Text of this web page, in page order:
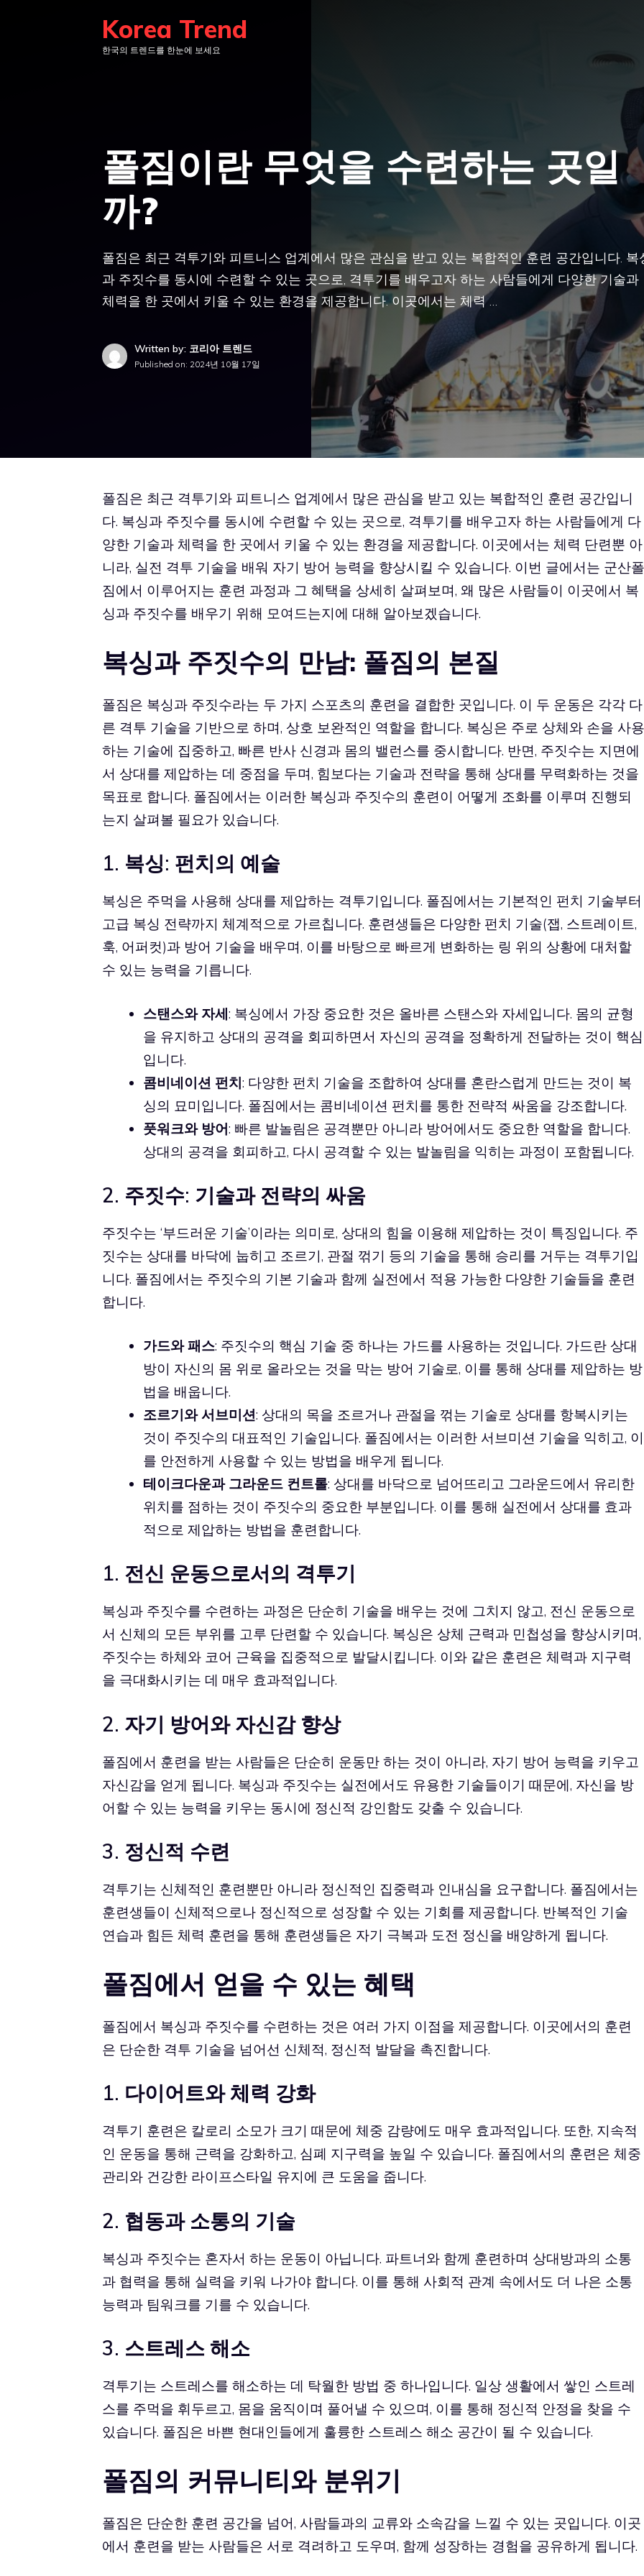
Korea Trend
한국의 트렌드를 한눈에 보세요
폴짐이란 무엇을 수련하는 곳일
까?
폴짐은 최근 격투기와 피트니스 업계에서 많은 관심을 받고 있는 복합적인 훈련 공간입니다. 복
과 주짓수를 동시에 수련할 수 있는 곳으로, 격투기를 배우고자 하는 사람들에게 다양한 기술과
체력을 한 곳에서 키울 수 있는 환경을 제공합니다. 이곳에서는 체력 …
Written by: 코리아 트렌드
Published on: 2024년 10월 17일
폴짐은 최근 격투기와 피트니스 업계에서 많은 관심을 받고 있는 복합적인 훈련 공간입니
다. 복싱과 주짓수를 동시에 수련할 수 있는 곳으로, 격투기를 배우고자 하는 사람들에게 다
양한 기술과 체력을 한 곳에서 키울 수 있는 환경을 제공합니다. 이곳에서는 체력 단련뿐 아
니라, 실전 격투 기술을 배워 자기 방어 능력을 향상시킬 수 있습니다. 이번 글에서는 군산폴
짐에서 이루어지는 훈련 과정과 그 혜택을 상세히 살펴보며, 왜 많은 사람들이 이곳에서 복
싱과 주짓수를 배우기 위해 모여드는지에 대해 알아보겠습니다.
복싱과 주짓수의 만남: 폴짐의 본질
폴짐은 복싱과 주짓수라는 두 가지 스포츠의 훈련을 결합한 곳입니다. 이 두 운동은 각각 다
른 격투 기술을 기반으로 하며, 상호 보완적인 역할을 합니다. 복싱은 주로 상체와 손을 사용
하는 기술에 집중하고, 빠른 반사 신경과 몸의 밸런스를 중시합니다. 반면, 주짓수는 지면에
서 상대를 제압하는 데 중점을 두며, 힘보다는 기술과 전략을 통해 상대를 무력화하는 것을
목표로 합니다. 폴짐에서는 이러한 복싱과 주짓수의 훈련이 어떻게 조화를 이루며 진행되
는지 살펴볼 필요가 있습니다.
1. 복싱: 펀치의 예술
복싱은 주먹을 사용해 상대를 제압하는 격투기입니다. 폴짐에서는 기본적인 펀치 기술부터
고급 복싱 전략까지 체계적으로 가르칩니다. 훈련생들은 다양한 펀치 기술(잽, 스트레이트,
훅, 어퍼컷)과 방어 기술을 배우며, 이를 바탕으로 빠르게 변화하는 링 위의 상황에 대처할
수 있는 능력을 기릅니다.
스탠스와 자세: 복싱에서 가장 중요한 것은 올바른 스탠스와 자세입니다. 몸의 균형
을 유지하고 상대의 공격을 회피하면서 자신의 공격을 정확하게 전달하는 것이 핵심
입니다.
콤비네이션 펀치: 다양한 펀치 기술을 조합하여 상대를 혼란스럽게 만드는 것이 복
싱의 묘미입니다. 폴짐에서는 콤비네이션 펀치를 통한 전략적 싸움을 강조합니다.
풋워크와 방어: 빠른 발놀림은 공격뿐만 아니라 방어에서도 중요한 역할을 합니다.
상대의 공격을 회피하고, 다시 공격할 수 있는 발놀림을 익히는 과정이 포함됩니다.
2. 주짓수: 기술과 전략의 싸움
주짓수는 ‘부드러운 기술’이라는 의미로, 상대의 힘을 이용해 제압하는 것이 특징입니다. 주
짓수는 상대를 바닥에 눕히고 조르기, 관절 꺾기 등의 기술을 통해 승리를 거두는 격투기입
니다. 폴짐에서는 주짓수의 기본 기술과 함께 실전에서 적용 가능한 다양한 기술들을 훈련
합니다.
가드와 패스: 주짓수의 핵심 기술 중 하나는 가드를 사용하는 것입니다. 가드란 상대
방이 자신의 몸 위로 올라오는 것을 막는 방어 기술로, 이를 통해 상대를 제압하는 방
법을 배웁니다.
조르기와 서브미션: 상대의 목을 조르거나 관절을 꺾는 기술로 상대를 항복시키는
것이 주짓수의 대표적인 기술입니다. 폴짐에서는 이러한 서브미션 기술을 익히고, 이
를 안전하게 사용할 수 있는 방법을 배우게 됩니다.
테이크다운과 그라운드 컨트롤: 상대를 바닥으로 넘어뜨리고 그라운드에서 유리한
위치를 점하는 것이 주짓수의 중요한 부분입니다. 이를 통해 실전에서 상대를 효과
적으로 제압하는 방법을 훈련합니다.
1. 전신 운동으로서의 격투기
복싱과 주짓수를 수련하는 과정은 단순히 기술을 배우는 것에 그치지 않고, 전신 운동으로
서 신체의 모든 부위를 고루 단련할 수 있습니다. 복싱은 상체 근력과 민첩성을 향상시키며,
주짓수는 하체와 코어 근육을 집중적으로 발달시킵니다. 이와 같은 훈련은 체력과 지구력
을 극대화시키는 데 매우 효과적입니다.
2. 자기 방어와 자신감 향상
폴짐에서 훈련을 받는 사람들은 단순히 운동만 하는 것이 아니라, 자기 방어 능력을 키우고
자신감을 얻게 됩니다. 복싱과 주짓수는 실전에서도 유용한 기술들이기 때문에, 자신을 방
어할 수 있는 능력을 키우는 동시에 정신적 강인함도 갖출 수 있습니다.
3. 정신적 수련
격투기는 신체적인 훈련뿐만 아니라 정신적인 집중력과 인내심을 요구합니다. 폴짐에서는
훈련생들이 신체적으로나 정신적으로 성장할 수 있는 기회를 제공합니다. 반복적인 기술
연습과 힘든 체력 훈련을 통해 훈련생들은 자기 극복과 도전 정신을 배양하게 됩니다.
폴짐에서 얻을 수 있는 혜택
폴짐에서 복싱과 주짓수를 수련하는 것은 여러 가지 이점을 제공합니다. 이곳에서의 훈련
은 단순한 격투 기술을 넘어선 신체적, 정신적 발달을 촉진합니다.
1. 다이어트와 체력 강화
격투기 훈련은 칼로리 소모가 크기 때문에 체중 감량에도 매우 효과적입니다. 또한, 지속적
인 운동을 통해 근력을 강화하고, 심폐 지구력을 높일 수 있습니다. 폴짐에서의 훈련은 체중
관리와 건강한 라이프스타일 유지에 큰 도움을 줍니다.
2. 협동과 소통의 기술
복싱과 주짓수는 혼자서 하는 운동이 아닙니다. 파트너와 함께 훈련하며 상대방과의 소통
과 협력을 통해 실력을 키워 나가야 합니다. 이를 통해 사회적 관계 속에서도 더 나은 소통
능력과 팀워크를 기를 수 있습니다.
3. 스트레스 해소
격투기는 스트레스를 해소하는 데 탁월한 방법 중 하나입니다. 일상 생활에서 쌓인 스트레
스를 주먹을 휘두르고, 몸을 움직이며 풀어낼 수 있으며, 이를 통해 정신적 안정을 찾을 수
있습니다. 폴짐은 바쁜 현대인들에게 훌륭한 스트레스 해소 공간이 될 수 있습니다.
폴짐의 커뮤니티와 분위기
폴짐은 단순한 훈련 공간을 넘어, 사람들과의 교류와 소속감을 느낄 수 있는 곳입니다. 이곳
에서 훈련을 받는 사람들은 서로 격려하고 도우며, 함께 성장하는 경험을 공유하게 됩니다.